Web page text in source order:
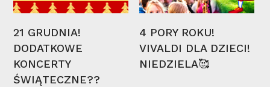
21 GRUDNIA!
DODATKOWE
KONCERTY
ŚWIĄTECZNE??
4 PORY ROKU!
VIVALDI DLA DZIECI!
NIEDZIELA🥰